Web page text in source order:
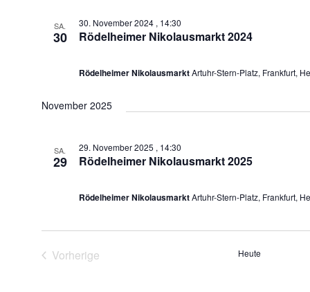
SA.
30 Rödelheimer Nikolausmarkt 2024
30. November 2024 , 14:30
Rödelheimer NikolausmarktArtuhr-Stern-Platz, Frankfurt,
November 2025
SA.
29 Rödelheimer Nikolausmarkt 2025
29. November 2025 , 14:30
Rödelheimer NikolausmarktArtuhr-Stern-Platz, Frankfurt,
Vorherige
Heute